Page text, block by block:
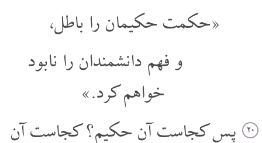
«حکمت حکیمان را باطل،
و فهم دانشمندان را نابود
خواهم کرد.»
۲۰ پس کجاست آن حکیم؟ کجاست آن